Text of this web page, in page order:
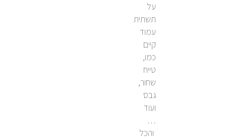
על
תשתית
עמוד
קיים
כמו,
טייח
שחור,
גבס
ועוד
…
והכל